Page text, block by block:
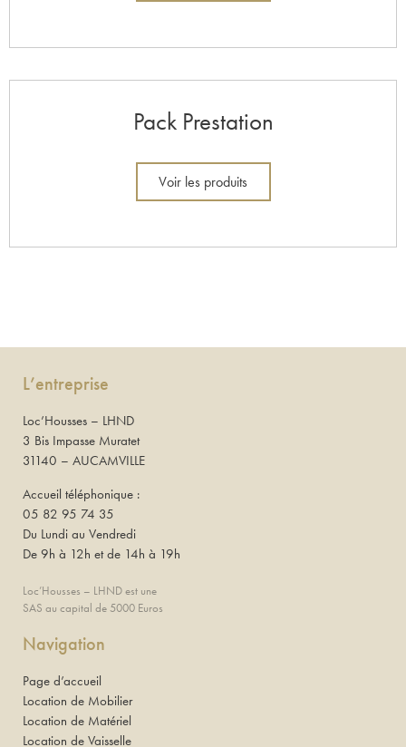
Pack Prestation
Voir les produits
L’entreprise
Loc’Housses – LHND
3 Bis Impasse Muratet
31140 – AUCAMVILLE
Accueil téléphonique :
05 82 95 74 35
Du Lundi au Vendredi
De 9h à 12h et de 14h à 19h
Loc’Housses – LHND est une
SAS au capital de 5000 Euros
Navigation
Page d’accueil
Location de Mobilier
Location de Matériel
Location de Vaisselle